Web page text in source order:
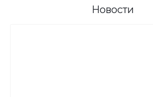
Новости